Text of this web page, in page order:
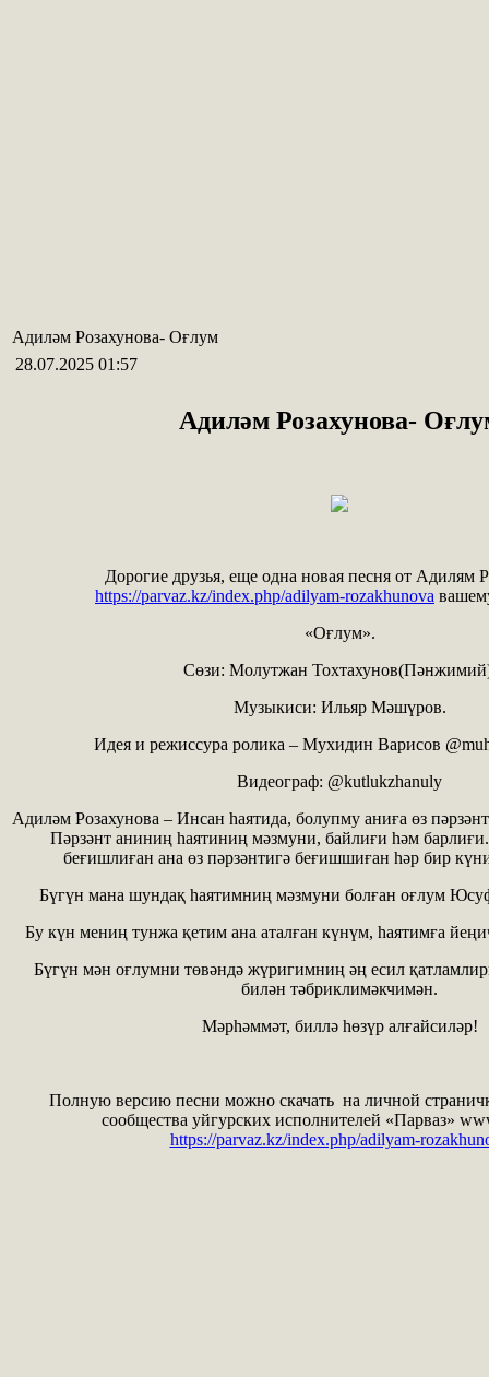
Адиләм Розахунова- Оғлум
28.07.2025 01:57
Адиләм Розахунова-
Дорогие друзья, еще одна новая песня от Адилям
https://parvaz.kz/index.php/adilyam-rozakhunova
«Оғлум».
Сөзи: Молутжан
Музыкиси: Ильяр Мәшүров.
Идея и режиссура ролика – Мухидин Варисов
Видеограф: @kutlukzhanuly
Адиләм Розахунова – Инсан һаятида, болупму аниға өз
Пәрзәнт аниниң һаятиниң мәзмуни, байлиғи һәм
беғишлиған ана өз пәрзәнтигә беғишшиған һәр бир
Бүгүн мана шундақ һаятимниң мәзмуни болған оғлум
Бу күн мениң тунжа қетим ана аталған күнүм, һаятимға
Бүгүн мән оғлумни төвәндә жүригимниң әң есил
билән тәбриклимәкчимән.
Мәрһәммәт, биллә һөзүр алғайсиләр!
Полную версию песни можно скачать на личной
сообщества уйгурских исполнителей «Парваз»
https://parvaz.kz/index.php/adilyam-